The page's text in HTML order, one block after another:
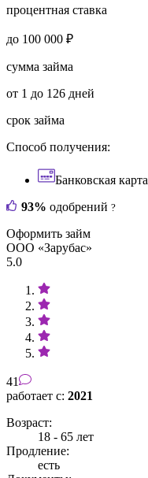
процентная ставка
до 100 000 ₽
сумма займа
от 1 до 126 дней
срок займа
Способ получения:
Банковская карта
93% одобрений ?
Оформить займ
ООО «Зарубас»
5.0
41
работает с: 2021
Возраст:
18 - 65 лет
Продление:
есть